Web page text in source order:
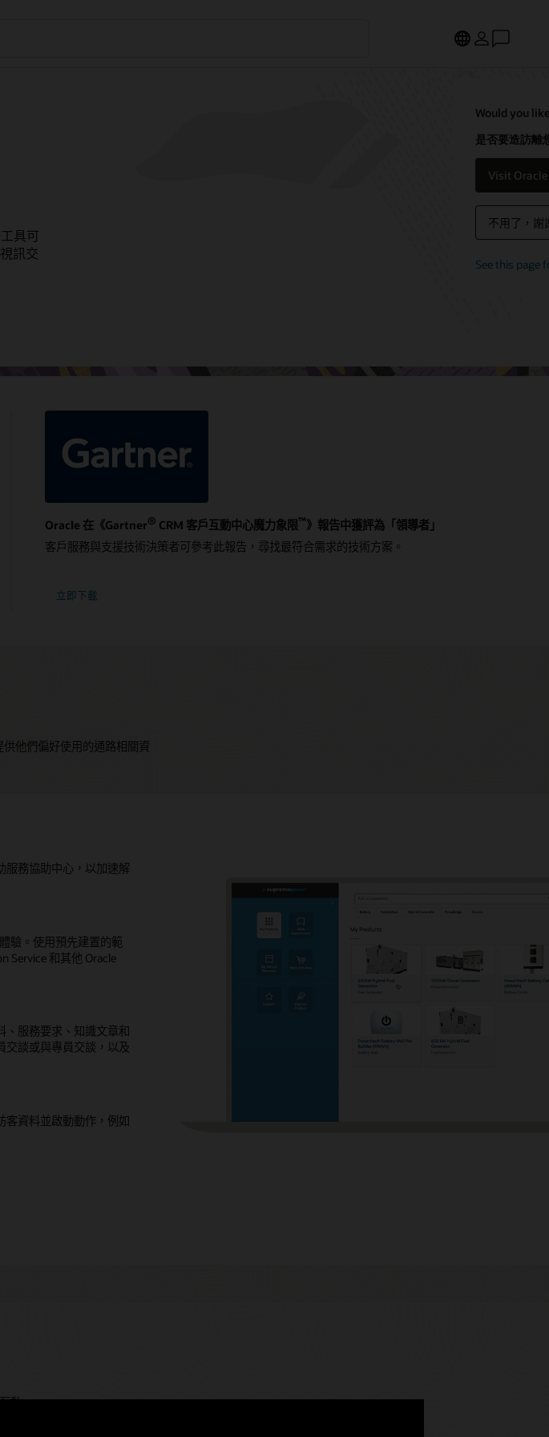
Would you
是否要造訪離
Visit
不用了，謝
See this page
具可
訊交
Oracle 在《Gartner® CRM 客戶互動中心魔力象限™》報告中獲評為「領導者」
客戶服務與支援技術決策者可參考此報告，尋找最符合需求的技術方案。
立即下載
他們偏好使用的通路相關資
服務協助中心，以加速解
驗。使用預先建置的範
Service 和其他 Oracle
、服務要求、知識文章和
交談或與專員交談，以及
客資料並啟動動作，例如
執行來自多個系統的交
戶查詢一樣。
效率地解決問題，包括
緊密整合
技能範本建立自己的技
深度學習引擎、強大
例如 ERP、供應鏈及
詢直接傳送給即時人力，
決。
Facebook Messenger
保流暢的客戶體驗。保
服務團隊時重複自己。
動到下一個互動的內容
動。